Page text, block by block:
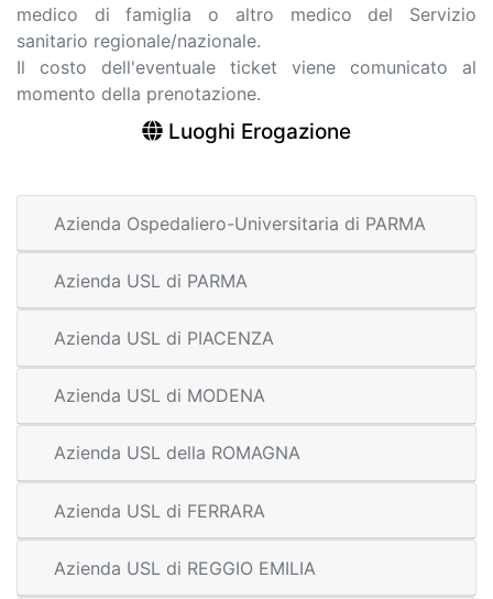
medico di famiglia o altro medico del Servizio
sanitario regionale/nazionale.
Il costo dell'eventuale ticket viene comunicato al
momento della prenotazione.
Luoghi Erogazione
Azienda Ospedaliero-Universitaria di PARMA
Azienda USL di PARMA
Azienda USL di PIACENZA
Azienda USL di MODENA
Azienda USL della ROMAGNA
Azienda USL di FERRARA
Azienda USL di REGGIO EMILIA